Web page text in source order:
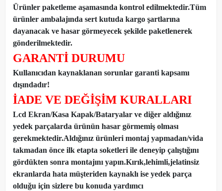
Ürünler paketleme aşamasında kontrol edilmektedir.Tüm
ürünler ambalajında sert kutuda kargo şartlarına
dayanacak ve hasar görmeyecek şekilde paketlenerek
gönderilmektedir.
GARANTİ DURUMU
Kullanıcıdan kaynaklanan sorunlar garanti kapsamı
dışındadır!
İADE VE DEĞİŞİM KURALLARI
Lcd Ekran/Kasa Kapak/Bataryalar ve diğer aldığınız
yedek parçalarda ürünün hasar görmemiş olması
gerekmektedir.Aldığınız ürünleri montaj yapmadan/vida
takmadan önce ilk etapta soketleri ile deneyip çalıştığını
gördükten sonra montajını yapın.Kırık,lehimli,jelatinsiz
ekranlarda hata müşteriden kaynaklı ise yedek parça
olduğu için sizlere bu konuda yardımcı